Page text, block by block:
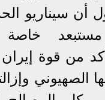
أن سيناريو
مستبعد
من قوة
الصهيوني